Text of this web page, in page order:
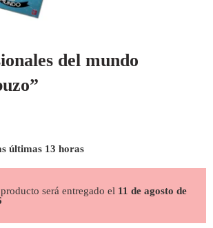
del mundo
últimas 13 horas
será entregado el 11 de agosto de